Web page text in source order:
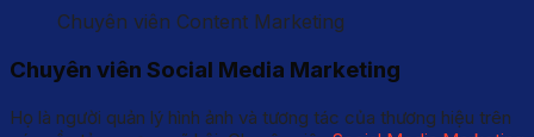
Chuyên viên Content Marketing
Chuyên viên Social Media Marketing
Họ là người quản lý hình ảnh và tương tác của thương hiệu trên